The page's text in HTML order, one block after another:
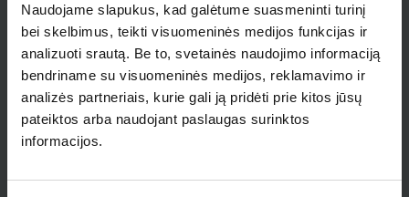
Naudojame slapukus, kad galėtume suasmeninti turinį
bei skelbimus, teikti visuomeninės medijos funkcijas ir
analizuoti srautą. Be to, svetainės naudojimo informaciją
bendriname su visuomeninės medijos, reklamavimo ir
analizės partneriais, kurie gali ją pridėti prie kitos jūsų
pateiktos arba naudojant paslaugas surinktos
informacijos.
P250 LSI 3x250A 25kA
Produkto kodas: HHT250JR
Automatinis jungiklis MCCB h3+
P250 TM 3x250A 25kA
Produkto kodas: HHT250DR